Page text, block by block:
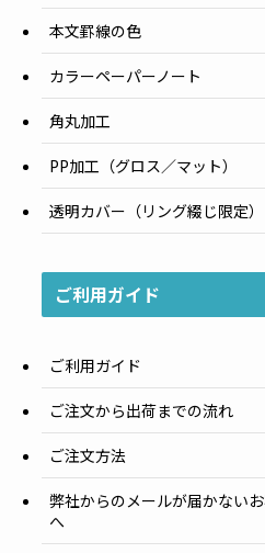
本文罫線の色
カラーペーパーノート
角丸加工
PP加工（グロス／マット）
透明カバー（リング綴じ限定）
ご利用ガイド
ご利用ガイド
ご注文から出荷までの流れ
ご注文方法
弊社からのメールが届かない
へ